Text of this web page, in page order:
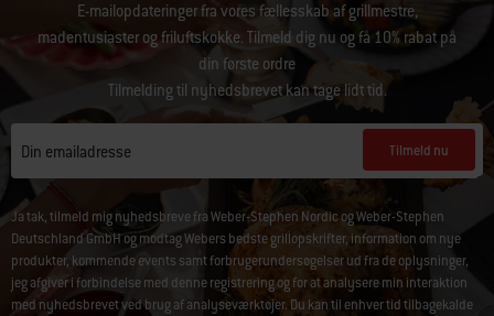
E-mailopdateringer fra vores fællesskab af grillmestre,
madentusiaster og friluftskokke. Tilmeld dig nu og få 10% rabat på
din første ordre
Tilmelding til nyhedsbrevet kan tage lidt tid.
Din emailadresse Tilmeld nu
Ja tak, tilmeld mig nyhedsbreve fra Weber-Stephen Nordic og Weber-Stephen
Deutschland GmbH og modtag Webers bedste grillopskrifter, information om nye
produkter, kommende events samt forbrugerundersøgelser ud fra de oplysninger,
jeg afgiver i forbindelse med denne registrering og for at analysere min interaktion
med nyhedsbrevet ved brug af analyseværktøjer. Du kan til enhver tid tilbagekalde